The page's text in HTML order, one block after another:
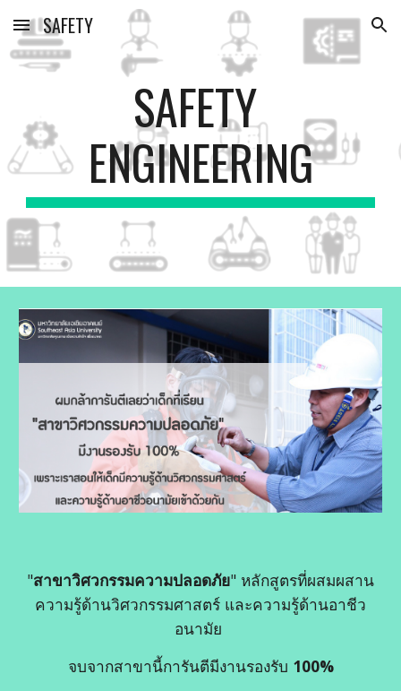
Skip to main content Skip to navigation
SAFETY
SAFETY
ENGINEERING
"สาขาวิศวกรรมความปลอดภัย" หลักสูตรที่ผสมผสาน
ความรู้ด้านวิศวกรรมศาสตร์ และความรู้ด้านอาชีว
อนามัย
จบจากสาขานี้การันตีมีงานรองรับ 100%